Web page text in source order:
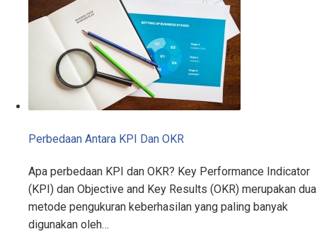
Perbedaan Antara KPI Dan OKR
Apa perbedaan KPI dan OKR? Key Performance Indicator
(KPI) dan Objective and Key Results (OKR) merupakan dua
metode pengukuran keberhasilan yang paling banyak
digunakan oleh…